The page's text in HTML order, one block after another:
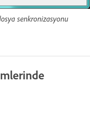
senkronizasyonu